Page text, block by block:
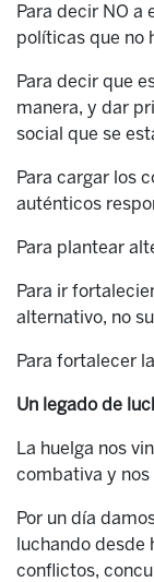
Para decir NO a
políticas que no
Para decir que
manera, y dar
social que se
Para cargar los
auténticos
Para plantear
Para ir
alternativo, no
Para fortalecer
Un legado de
La huelga nos
combativa y nos
Por un día
luchando desde
conflictos,